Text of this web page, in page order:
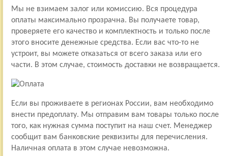
Мы не взимаем залог или комиссию. Вся процедура
оплаты максимально прозрачна. Вы получаете товар,
проверяете его качество и комплектность и только после
этого вносите денежные средства. Если вас что-то не
устроит, вы можете отказаться от всего заказа или его
части. В этом случае, стоимость доставки не возвращается.
Если вы проживаете в регионах России, вам необходимо
внести предоплату. Мы отправим вам товары только после
того, как нужная сумма поступит на наш счет. Менеджер
сообщит вам банковские реквизиты для перечисления.
Наличная оплата в этом случае невозможна.